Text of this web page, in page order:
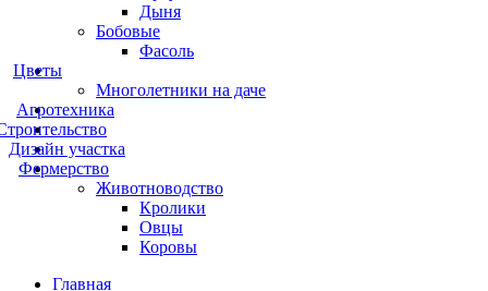
Дыня
Бобовые
Фасоль
Цветы
Многолетники на даче
Агротехника
Дизайн участка
Фермерство
Животноводство
Кролики
Овцы
Коровы
Главная